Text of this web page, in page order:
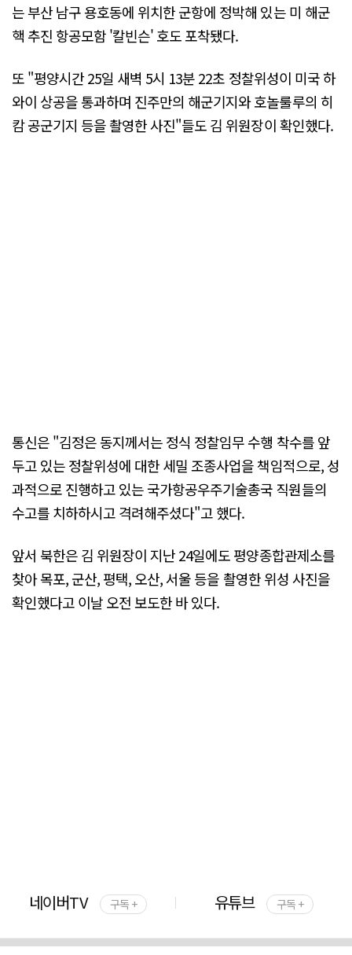
는 부산 남구 용호동에 위치한 군항에 정박해 있는 미 해군
핵 추진 항공모함 '칼빈슨' 호도 포착됐다.
또 "평양시간 25일 새벽 5시 13분 22초 정찰위성이 미국 하
와이 상공을 통과하며 진주만의 해군기지와 호놀룰루의 히
캄 공군기지 등을 촬영한 사진"들도 김 위원장이 확인했다.
통신은 "김정은 동지께서는 정식 정찰임무 수행 착수를 앞
두고 있는 정찰위성에 대한 세밀 조종사업을 책임적으로, 성
과적으로 진행하고 있는 국가항공우주기술총국 직원들의
수고를 치하하시고 격려해주셨다"고 했다.
앞서 북한은 김 위원장이 지난 24일에도 평양종합관제소를
찾아 목포, 군산, 평택, 오산, 서울 등을 촬영한 위성 사진을
확인했다고 이날 오전 보도한 바 있다.
네이버TV 구독 + 유튜브 구독 +